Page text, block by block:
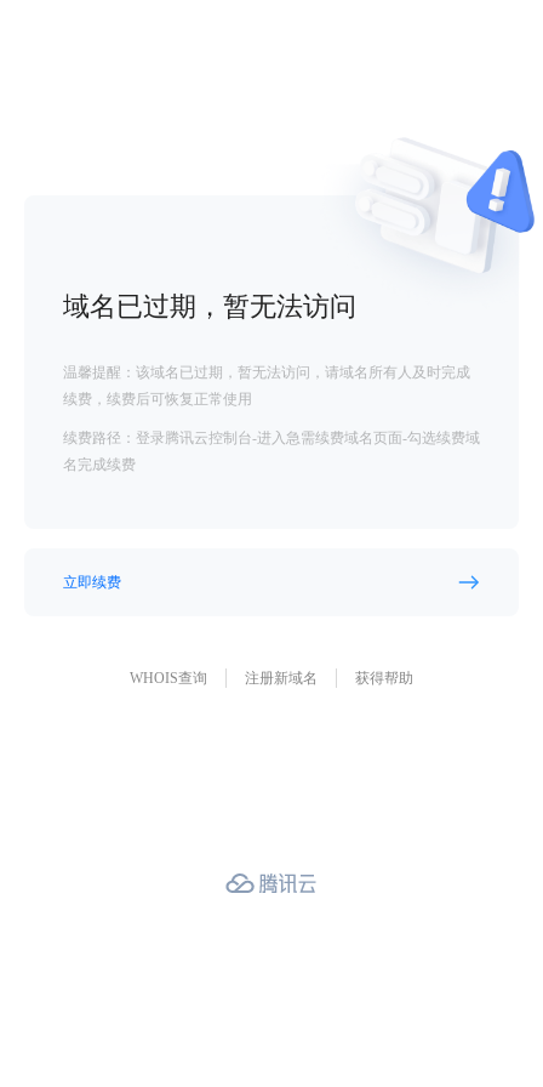
域名已过期，暂无法访问
温馨提醒：该域名已过期，暂无法访问，请域名所有人及时完成
续费，续费后可恢复正常使用
续费路径：登录腾讯云控制台-进入急需续费域名页面-勾选续费域
名完成续费
立即续费
WHOIS查询 注册新域名 获得帮助